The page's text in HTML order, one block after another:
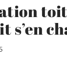
s’en